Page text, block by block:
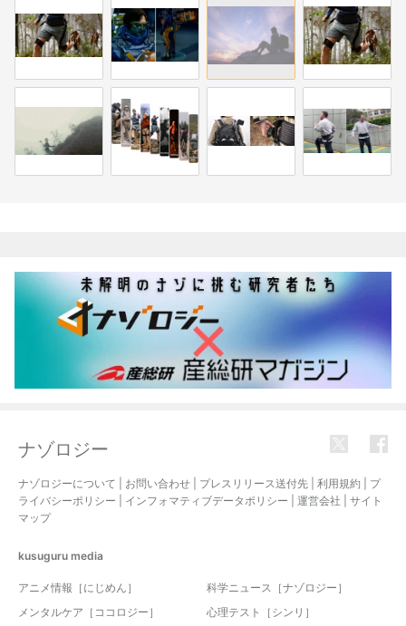
ナゾロジー
ナゾロジーについて お問い合わせ プレスリリース送付先 利用規約
プ
ライバシーポリシー
インフォマティブデータポリシー 運営会社
サイト
マップ
kusuguru media
アニメ情報［にじめん］
科学ニュース［ナゾロジー］
メンタルケア［ココロジー］
心理テスト［シンリ］